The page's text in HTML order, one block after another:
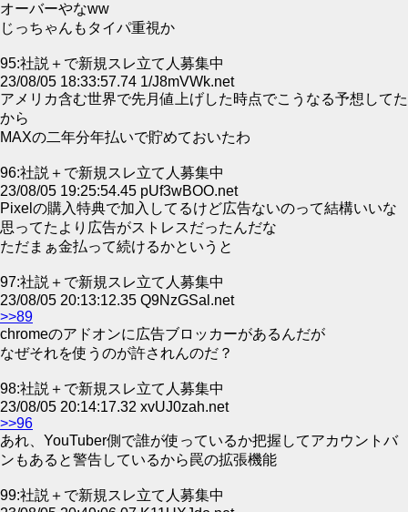
オーバーやなww
じっちゃんもタイパ重視か
95:社説＋で新規スレ立て人募集中
23/08/05 18:33:57.74 1/J8mVWk.net
アメリカ含む世界で先月値上げした時点でこうなる予想してた
から
MAXの二年分年払いで貯めておいたわ
96:社説＋で新規スレ立て人募集中
23/08/05 19:25:54.45 pUf3wBOO.net
Pixelの購入特典で加入してるけど広告ないのって結構いいな
思ってたより広告がストレスだったんだな
ただまぁ金払って続けるかというと
97:社説＋で新規スレ立て人募集中
23/08/05 20:13:12.35 Q9NzGSal.net
>>89
chromeのアドオンに広告ブロッカーがあるんだが
なぜそれを使うのが許されんのだ？
98:社説＋で新規スレ立て人募集中
23/08/05 20:14:17.32 xvUJ0zah.net
>>96
あれ、YouTuber側で誰が使っているか把握してアカウントバ
ンもあると警告しているから罠の拡張機能
99:社説＋で新規スレ立て人募集中